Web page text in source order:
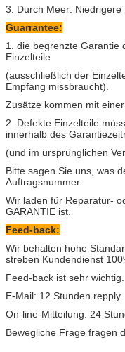
3. Durch Meer:
Guarrantee:
1. die begrenzte Garantie
Einzelteile
(ausschließlich der
Empfang missbraucht).
Zusätze kommen mit
2. Defekte Einzelteile
innerhalb des
(und im ursprünglichen
Bitte sagen Sie uns, was
Auftragsnummer.
Wir laden für Reparatur-
GARANTIE ist.
Feed-back:
Wir behalten hohe
streben Kundendienst
Feed-back ist sehr wichtig.
E-Mail: 12 Stunden repply.
On-line-Mitteilung: 24
Bewegliche Frage fragen